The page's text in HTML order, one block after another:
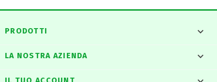
PRODOTTI 
LA NOSTRA AZIENDA 